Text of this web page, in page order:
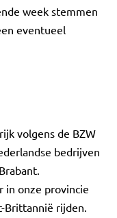
week stemmen
eventueel
volgens de BZW
bedrijven
in onze provincie
Brittannië rijden.